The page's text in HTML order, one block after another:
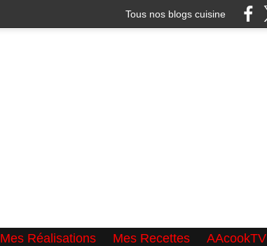
Tous nos blogs cuisine
Mes Réalisations Mes Recettes AAcookTV